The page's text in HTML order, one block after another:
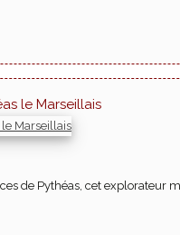
le Marseillais
de Pythéas, cet explorateur